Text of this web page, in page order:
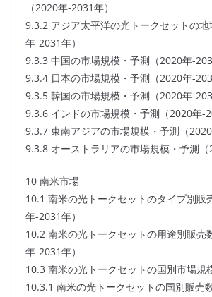
（2020年-2031年）
9.3.2 アジア太平洋の光トークセットの
年-2031年）
9.3.3 中国の市場規模・予測（2020年-
9.3.4 日本の市場規模・予測（2020年-
9.3.5 韓国の市場規模・予測（2020年-
9.3.6 インドの市場規模・予測（2020年-
9.3.7 東南アジアの市場規模・予測（2020
9.3.8 オーストラリアの市場規模・予測（
10 南米市場
10.1 南米の光トークセットのタイプ別販
年-2031年）
10.2 南米の光トークセットの用途別販売
年-2031年）
10.3 南米の光トークセットの国別市場規
10.3.1 南米の光トークセットの国別販売